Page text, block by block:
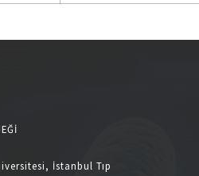
İstanbul Tıp